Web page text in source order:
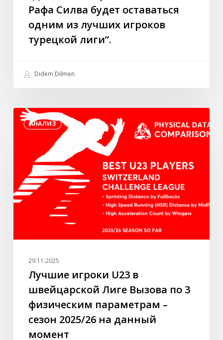
лучших
турецкой
Рафа Силва будет оставаться
одним из лучших игроков
турецкой лиги”.
Didem Dilmen
АНАЛИЗ
Лучшие
игроки
швейцарской
Лиге
Вызова
по
2025/26
данный
момент
29.11.2025
Лучшие игроки U23 в
швейцарской Лиге Вызова по 3
физическим параметрам –
сезон 2025/26 на данный
момент